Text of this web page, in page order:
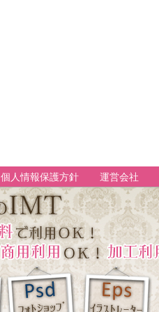
個人情報保護方針 運営会社